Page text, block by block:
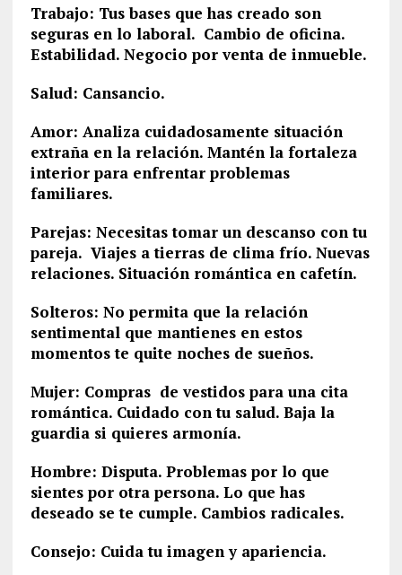
Trabajo: Tus bases que has creado son
seguras en lo laboral. Cambio de oficina.
Estabilidad. Negocio por venta de inmueble.
Salud: Cansancio.
Amor: Analiza cuidadosamente situación
extraña en la relación. Mantén la fortaleza
interior para enfrentar problemas
familiares.
Parejas: Necesitas tomar un descanso con tu
pareja. Viajes a tierras de clima frío. Nuevas
relaciones. Situación romántica en cafetín.
Solteros: No permita que la relación
sentimental que mantienes en estos
momentos te quite noches de sueños.
Mujer: Compras de vestidos para una cita
romántica. Cuidado con tu salud. Baja la
guardia si quieres armonía.
Hombre: Disputa. Problemas por lo que
sientes por otra persona. Lo que has
deseado se te cumple. Cambios radicales.
Consejo: Cuida tu imagen y apariencia.